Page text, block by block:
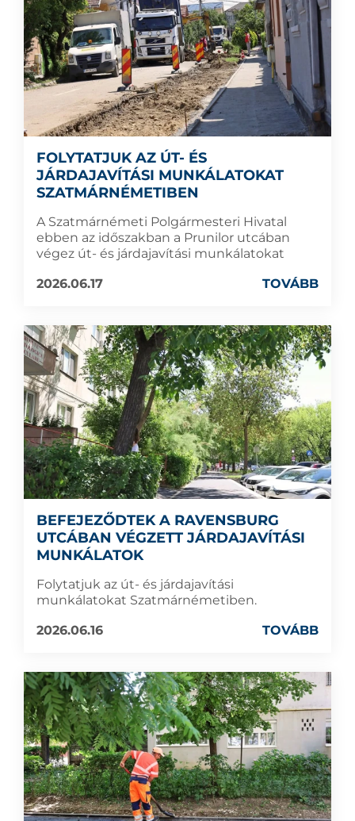
FOLYTATJUK AZ ÚT- ÉS
JÁRDAJAVÍTÁSI MUNKÁLATOKAT
SZATMÁRNÉMETIBEN
A Szatmárnémeti Polgármesteri Hivatal
ebben az időszakban a Prunilor utcában
végez út- és járdajavítási munkálatokat
2026.06.17
TOVÁBB
BEFEJEZŐDTEK A RAVENSBURG
UTCÁBAN VÉGZETT JÁRDAJAVÍTÁSI
MUNKÁLATOK
Folytatjuk az út- és járdajavítási
munkálatokat Szatmárnémetiben.
2026.06.16
TOVÁBB